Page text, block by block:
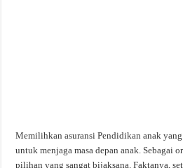
Memilihkan asuransi Pendidikan anak
untuk menjaga masa depan anak. Sebagai
pilihan yang sangat bijaksana. Faktanya,